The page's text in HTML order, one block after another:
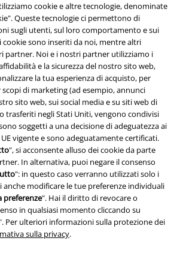
cookie e altre tecnologie, denominate
Queste tecnologie ci permettono di
sugli utenti, sul loro comportamento e sui
cookie sono inseriti da noi, mentre altri
partner. Noi e i nostri partner utilizziamo i
e la sicurezza del nostro sito web,
la tua esperienza di acquisto, per
di marketing (ad esempio, annunci
sito web, sui social media e su siti web di
trasferiti negli Stati Uniti, vengono condivisi
soggetti a una decisione di adeguatezza ai
vigente e sono adeguatamente certificati.
", si acconsente alluso dei cookie da parte
In alternativa, puoi negare il consenso
": in questo caso verranno utilizzati solo i
anche modificare le tue preferenze individuali
preferenze". Hai il diritto di revocare o
in qualsiasi momento cliccando su
Per ulteriori informazioni sulla protezione dei
sulla privacy.
dell’ambiente